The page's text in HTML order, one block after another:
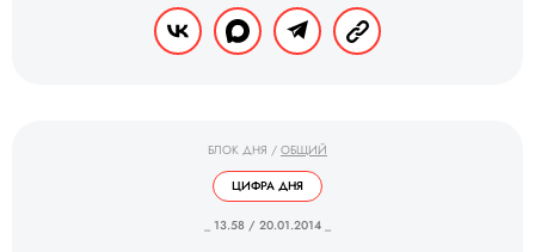
БЛОК ДНЯ / ОБЩИЙ
ЦИФРА ДНЯ
_ 13.58 / 20.01.2014 _